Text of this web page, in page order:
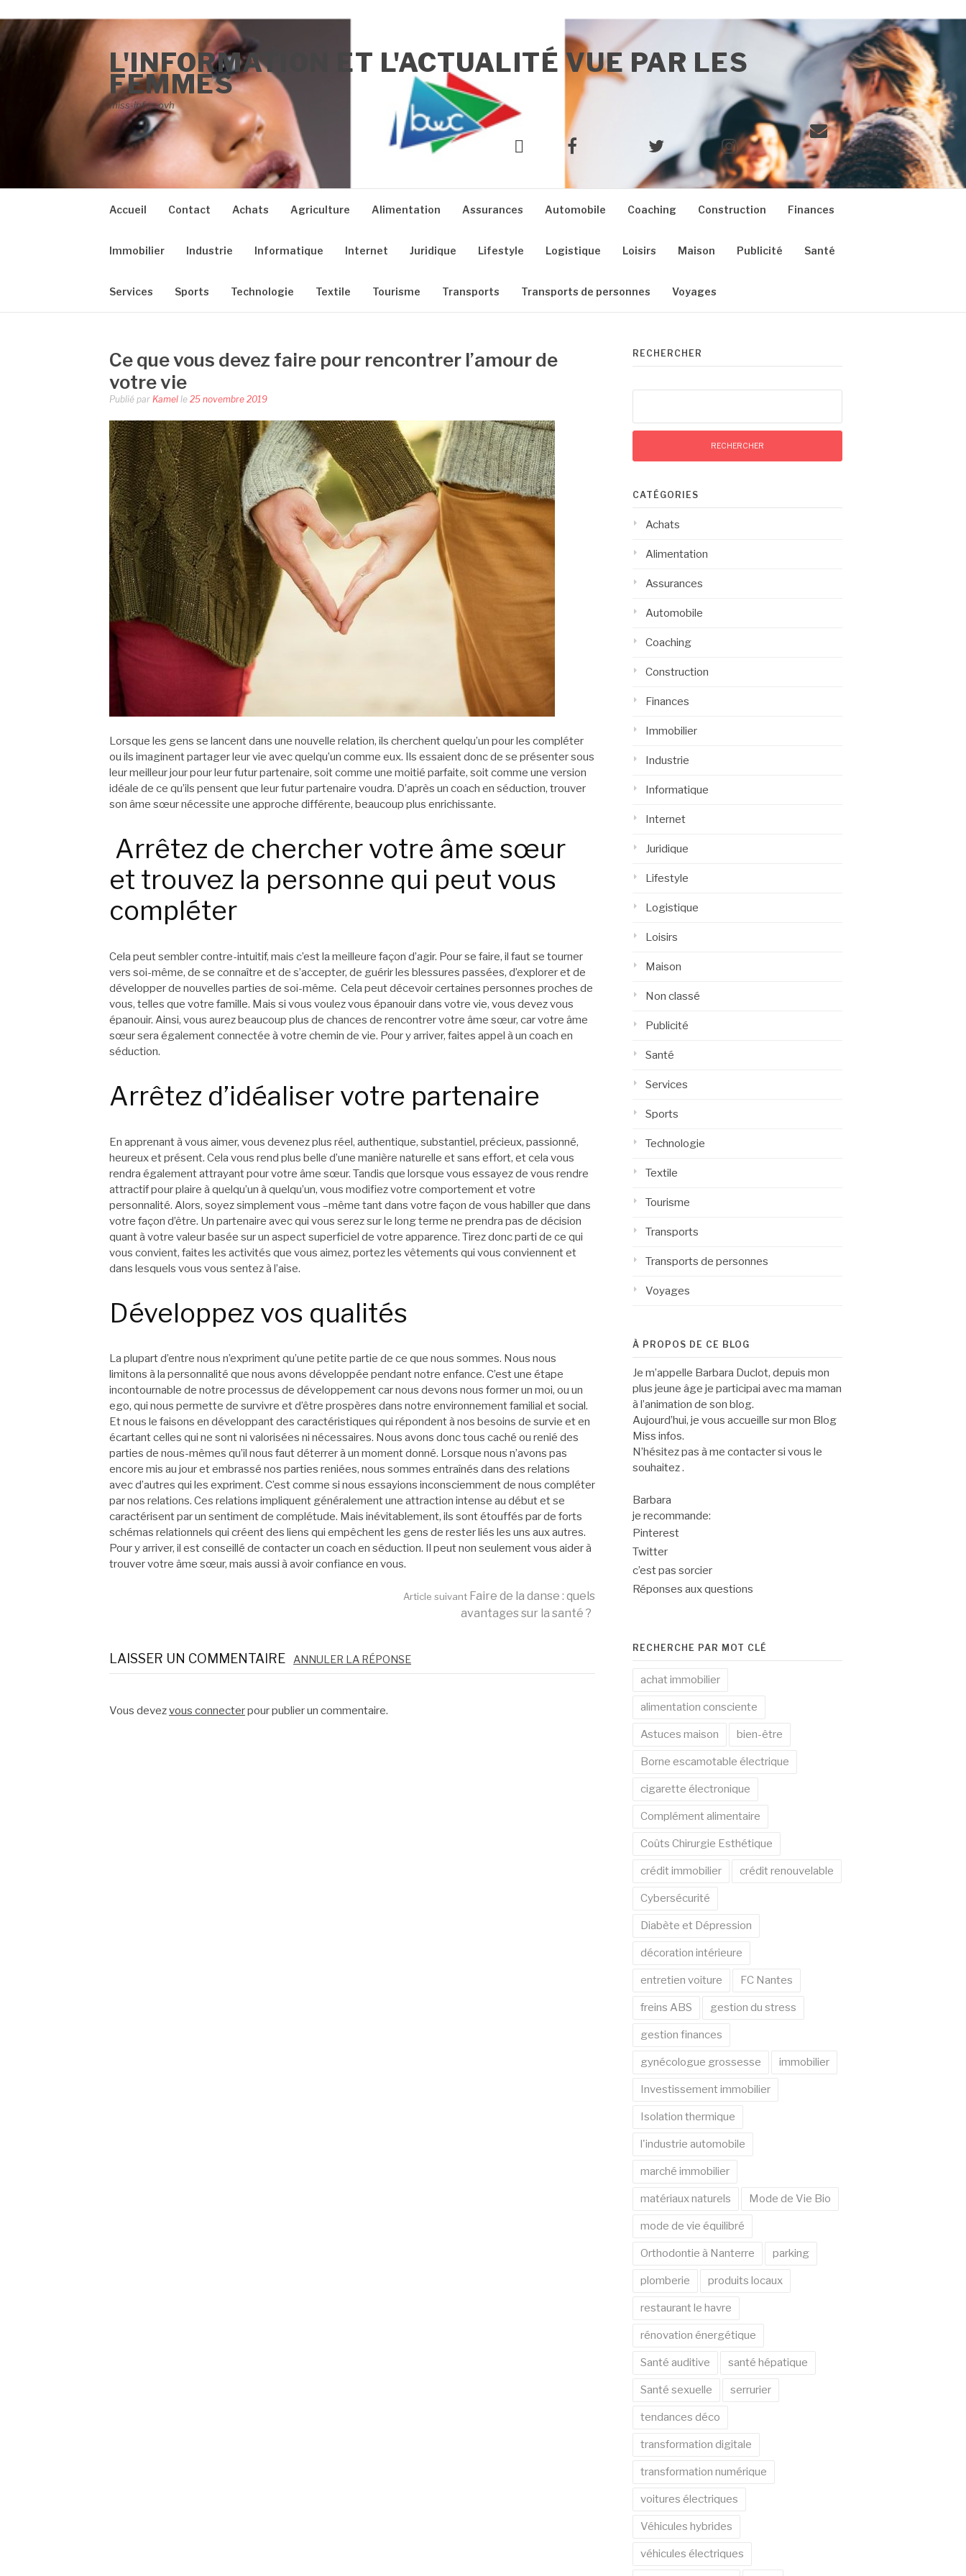
L'INFORMATION ET L'ACTUALITÉ VUE PAR LES
FEMMES
miss-infos.ovh
Twitter Instagram
E-
mail
Accueil Contact Achats Agriculture Alimentation Assurances Automobile Coaching Construction Finances
Immobilier Industrie Informatique Internet Juridique Lifestyle Logistique Loisirs Maison Publicité Santé
Services Sports Technologie Textile Tourisme Transports Transports de personnes Voyages
Ce que vous devez faire pour rencontrer l’amour de
votre vie
Publié par Kamel le 25 novembre 2019
Lorsque les gens se lancent dans une nouvelle relation, ils cherchent quelqu’un pour les compléter
ou ils imaginent partager leur vie avec quelqu’un comme eux. Ils essaient donc de se présenter sous
leur meilleur jour pour leur futur partenaire, soit comme une moitié parfaite, soit comme une version
idéale de ce qu’ils pensent que leur futur partenaire voudra. D’après un coach en séduction, trouver
son âme sœur nécessite une approche différente, beaucoup plus enrichissante.
Arrêtez de chercher votre âme sœur
et trouvez la personne qui peut vous
compléter
Cela peut sembler contre-intuitif, mais c’est la meilleure façon d’agir. Pour se faire, il faut se tourner
vers soi-même, de se connaître et de s’accepter, de guérir les blessures passées, d’explorer et de
développer de nouvelles parties de soi-même. Cela peut décevoir certaines personnes proches de
vous, telles que votre famille. Mais si vous voulez vous épanouir dans votre vie, vous devez vous
épanouir. Ainsi, vous aurez beaucoup plus de chances de rencontrer votre âme sœur, car votre âme
sœur sera également connectée à votre chemin de vie. Pour y arriver, faites appel à un coach en
séduction.
Arrêtez d’idéaliser votre partenaire
En apprenant à vous aimer, vous devenez plus réel, authentique, substantiel, précieux, passionné,
heureux et présent. Cela vous rend plus belle d’une manière naturelle et sans effort, et cela vous
rendra également attrayant pour votre âme sœur. Tandis que lorsque vous essayez de vous rendre
attractif pour plaire à quelqu’un à quelqu’un, vous modifiez votre comportement et votre
personnalité. Alors, soyez simplement vous –même tant dans votre façon de vous habiller que dans
votre façon d’être. Un partenaire avec qui vous serez sur le long terme ne prendra pas de décision
quant à votre valeur basée sur un aspect superficiel de votre apparence. Tirez donc parti de ce qui
vous convient, faites les activités que vous aimez, portez les vêtements qui vous conviennent et
dans lesquels vous vous sentez à l’aise.
Développez vos qualités
La plupart d’entre nous n’expriment qu’une petite partie de ce que nous sommes. Nous nous
limitons à la personnalité que nous avons développée pendant notre enfance. C’est une étape
incontournable de notre processus de développement car nous devons nous former un moi, ou un
ego, qui nous permette de survivre et d’être prospères dans notre environnement familial et social.
Et nous le faisons en développant des caractéristiques qui répondent à nos besoins de survie et en
écartant celles qui ne sont ni valorisées ni nécessaires. Nous avons donc tous caché ou renié des
parties de nous-mêmes qu’il nous faut déterrer à un moment donné. Lorsque nous n’avons pas
encore mis au jour et embrassé nos parties reniées, nous sommes entraînés dans des relations
avec d’autres qui les expriment. C’est comme si nous essayions inconsciemment de nous compléter
par nos relations. Ces relations impliquent généralement une attraction intense au début et se
caractérisent par un sentiment de complétude. Mais inévitablement, ils sont étouffés par de forts
schémas relationnels qui créent des liens qui empêchent les gens de rester liés les uns aux autres.
Pour y arriver, il est conseillé de contacter un coach en séduction. Il peut non seulement vous aider à
trouver votre âme sœur, mais aussi à avoir confiance en vous.
la
suite
Article suivant Faire de la danse : quels
avantages sur la santé ?
LAISSER UN COMMENTAIRE ANNULER LA RÉPONSE
Vous devezvous connecterpour publier un commentaire.
RECHERCHER
CATÉGORIES
Achats
Alimentation
Assurances
Automobile
Coaching
Construction
Finances
Immobilier
Industrie
Informatique
Internet
Juridique
Lifestyle
Logistique
Loisirs
Maison
Non classé
Publicité
Santé
Services
Sports
Technologie
Textile
Tourisme
Transports
Transports de personnes
Voyages
À PROPOS DE CE BLOG
Je m’appelle Barbara Duclot, depuis mon
plus jeune âge je participai avec ma maman
à l’animation de son blog.
Aujourd’hui, je vous accueille sur mon Blog
Miss infos.
N’hésitez pas à me contacter si vous le
souhaitez .
Barbara
je recommande:
Pinterest
Twitter
c’est pas sorcier
Réponses aux questions
RECHERCHE PAR MOT CLÉ
achat immobilier
alimentation consciente
Astuces maison bien-être
Borne escamotable électrique
cigarette électronique
Complément alimentaire
Coûts Chirurgie Esthétique
crédit immobilier crédit renouvelable
Cybersécurité
Diabète et Dépression
décoration intérieure
entretien voiture FC Nantes
freins ABS gestion du stress
gestion finances
gynécologue grossesse immobilier
Investissement immobilier
Isolation thermique
l'industrie automobile
marché immobilier
matériaux naturels Mode de Vie Bio
mode de vie équilibré
Orthodontie à Nanterre parking
plomberie produits locaux
restaurant le havre
rénovation énergétique
Santé auditive santé hépatique
Santé sexuelle serrurier
tendances déco
transformation digitale
transformation numérique
voitures électriques
Véhicules hybrides
véhicules électriques